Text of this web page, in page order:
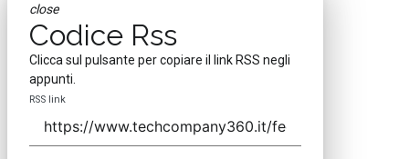
close
Codice Rss
Clicca sul pulsante per copiare il link RSS negli
appunti.
RSS link